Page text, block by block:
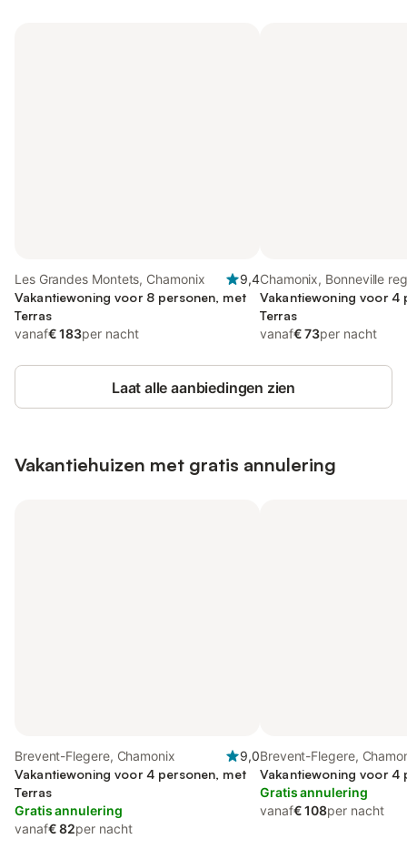
Les Grandes Montets, Chamonix
9,4
Vakantiewoning voor 8 personen, met
Terras
vanaf€ 183per nacht
Chamonix, Bonneville
Vakantiewoning voor 4
Terras
vanaf€ 73per nacht
Laat alle aanbiedingen zien
Vakantiehuizen met gratis annulering
Brevent-Flegere, Chamonix
9,0
Vakantiewoning voor 4 personen, met
Terras
Gratis annulering
vanaf€ 82per nacht
Brevent-Flegere,
Vakantiewoning voor 4
Gratis annulering
vanaf€ 108per nacht